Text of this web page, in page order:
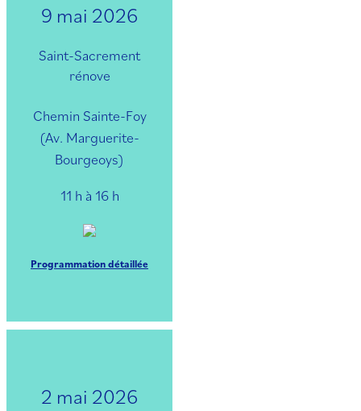
9 mai 2026
Saint-Sacrement
rénove
Chemin Sainte-Foy
(Av. Marguerite-
Bourgeoys)
11 h à 16 h
Programmation détaillée
2 mai 2026